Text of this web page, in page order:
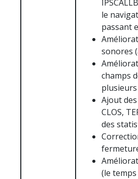
le
passant
sonores
champs
Ajout
CLOS,
des
(le